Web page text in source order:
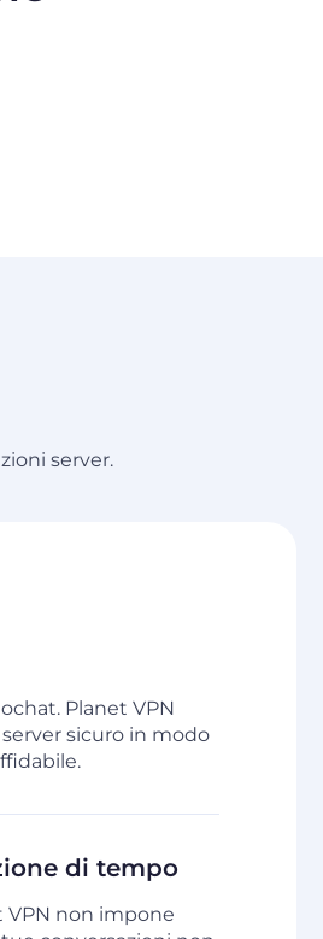
server.
Planet VPN
sicuro in modo
di tempo
non impone